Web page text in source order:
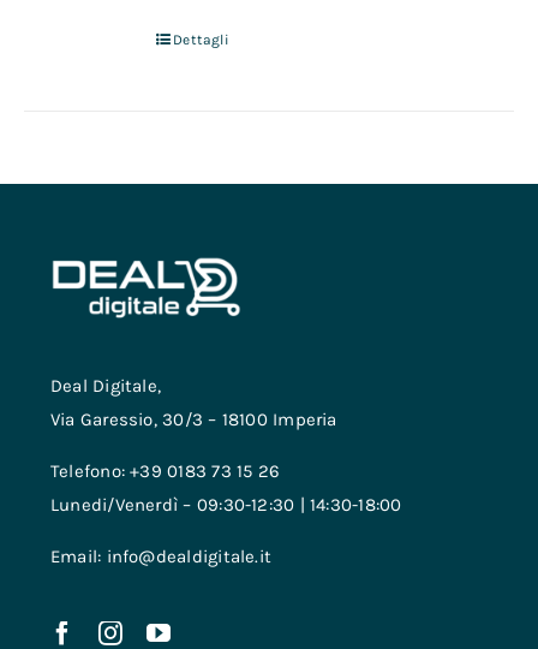
Dettagli
Deal Digitale,
Via Garessio, 30/3 – 18100 Imperia
Telefono: +39 0183 73 15 26
Lunedi/Venerdì – 09:30-12:30 | 14:30-18:00
Email: info@dealdigitale.it